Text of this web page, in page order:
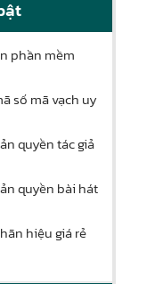
phần mềm
số mã vạch uy
quyền tác giả
quyền bài hát
hiệu giá rẻ